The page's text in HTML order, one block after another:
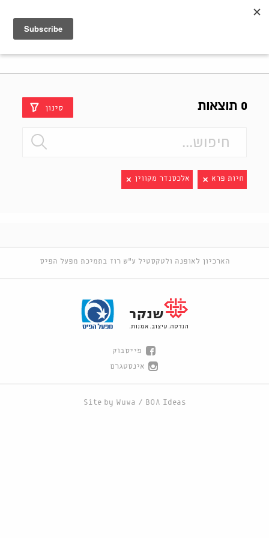
0 תוצאות סינון
חיות פרא אלכסנדר מקווין
הארכיון לאופנה ולטקסטיל ע"ש רוז בתמיכת מפעל הפיס
פייסבוק
אינסטגרם
Site by Wuwa / BOA Ideas